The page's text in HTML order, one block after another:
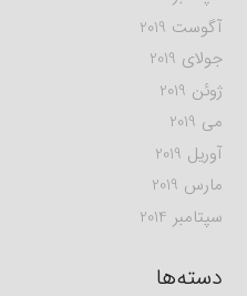
آگوست 2019
جولای 2019
ژوئن 2019
می 2019
آوریل 2019
مارس 2019
سپتامبر 2014
دسته‌ها